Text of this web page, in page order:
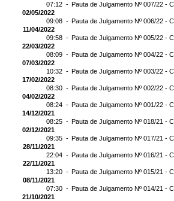
07:12 - Pauta de Julgamento Nº 007/22 -
02/05/2022
09:08 - Pauta de Julgamento Nº 006/22 -
11/04/2022
09:58 - Pauta de Julgamento Nº 005/22 -
22/03/2022
08:09 - Pauta de Julgamento Nº 004/22 -
07/03/2022
10:32 - Pauta de Julgamento Nº 003/22 -
17/02/2022
08:30 - Pauta de Julgamento Nº 002/22 -
04/02/2022
08:24 - Pauta de Julgamento Nº 001/22 -
14/12/2021
08:25 - Pauta de Julgamento Nº 018/21 -
02/12/2021
09:35 - Pauta de Julgamento Nº 017/21 -
28/11/2021
22:04 - Pauta de Julgamento Nº 016/21 -
22/11/2021
13:20 - Pauta de Julgamento Nº 015/21 -
08/11/2021
07:30 - Pauta de Julgamento Nº 014/21 -
21/10/2021